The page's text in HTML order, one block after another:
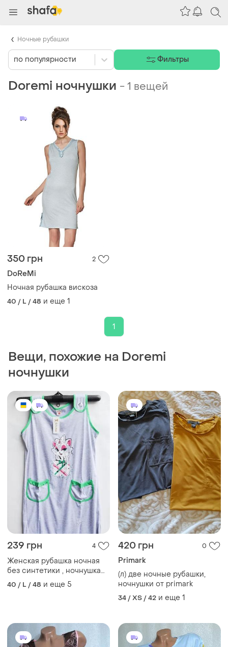
Doremi ночнушки -1 вещей
350 грн 2
DoReMi
Ночная рубашка вискоза
40 / L / 48 и еще 1
1
Вещи, похожие на Doremi
ночнушки
239 грн 4
Женская рубашка ночная
без синтетики , ночнушка
женская серого цвета 48-
58р
40 / L / 48 и еще 5
420 грн 0
Primark
(л) две ночные рубашки,
ночнушки от primark
34 / XS / 42 и еще 1
по популярности Фильтры
Ночные рубашки